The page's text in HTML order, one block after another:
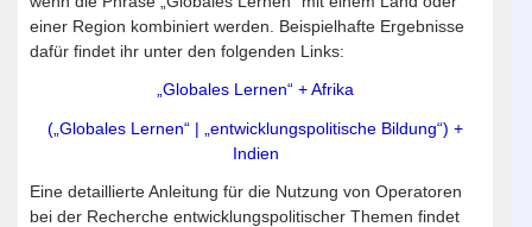
einer Region kombiniert werden. Beispielhafte Ergebnisse
dafür findet ihr unter den folgenden Links:
„Globales Lernen“ + Afrika
(„Globales Lernen“ | „entwicklungspolitische Bildung“) +
Indien
Eine detaillierte Anleitung für die Nutzung von Operatoren
bei der Recherche entwicklungspolitischer Themen findet